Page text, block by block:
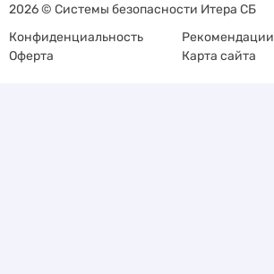
2026 © Системы безопасности Итера СБ
Конфиденциальность
Рекомендации
Оферта
Карта сайта